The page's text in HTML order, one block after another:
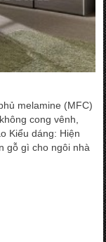
melamine (MFC)
cong vênh,
Kiểu dáng: Hiện
gỗ gì cho ngôi nhà